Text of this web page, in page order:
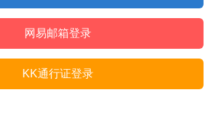
网易邮箱登录
KK通行证登录